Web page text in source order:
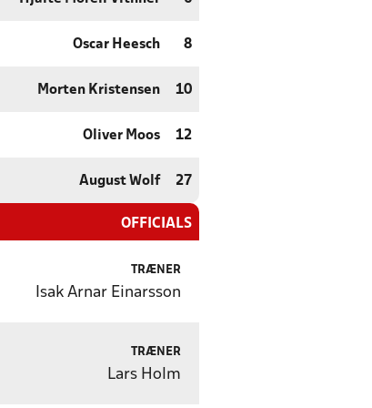
Oscar Heesch 8
Morten Kristensen 10
Oliver Moos 12
August Wolf 27
OFFICIALS
TRÆNER
Isak Arnar Einarsson
TRÆNER
Lars Holm